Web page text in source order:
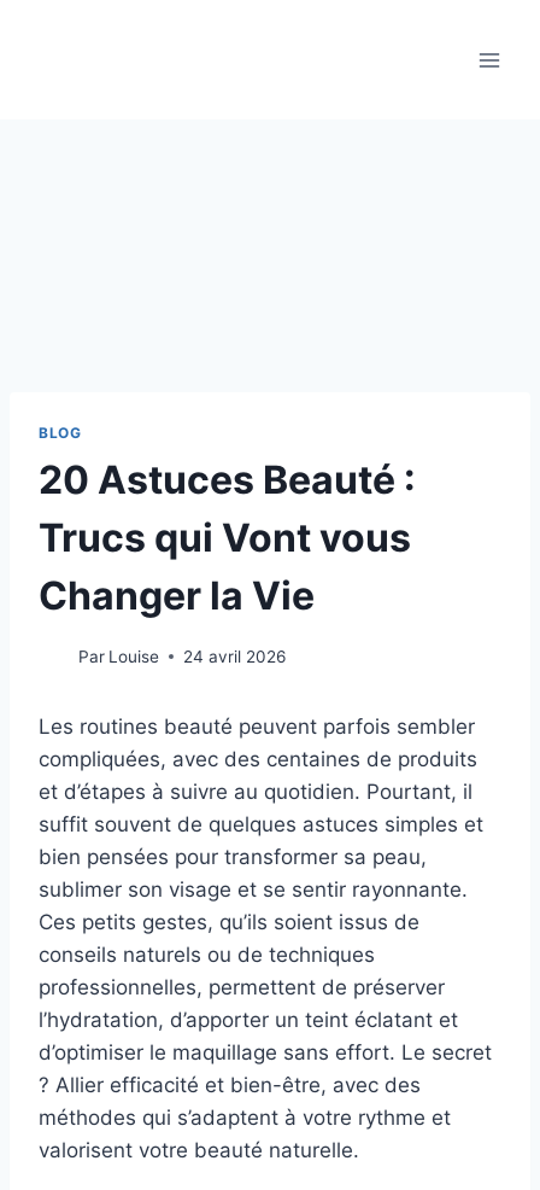
BLOG
20 Astuces Beauté :
Trucs qui Vont vous
Changer la Vie
Par Louise 24 avril 2026
Les routines beauté peuvent parfois sembler
compliquées, avec des centaines de produits
et d’étapes à suivre au quotidien. Pourtant, il
suffit souvent de quelques astuces simples et
bien pensées pour transformer sa peau,
sublimer son visage et se sentir rayonnante.
Ces petits gestes, qu’ils soient issus de
conseils naturels ou de techniques
professionnelles, permettent de préserver
l’hydratation, d’apporter un teint éclatant et
d’optimiser le maquillage sans effort. Le secret
? Allier efficacité et bien-être, avec des
méthodes qui s’adaptent à votre rythme et
valorisent votre beauté naturelle.